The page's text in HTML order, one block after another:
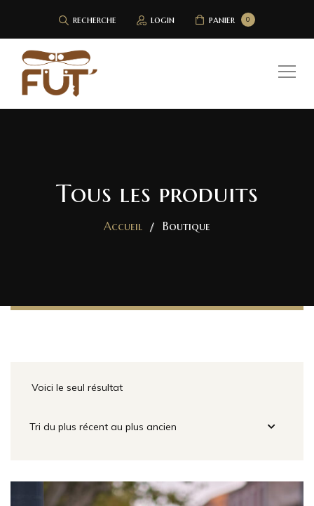
recherche login 0
panier
Tous les produits
Accueil Boutique
Voici le seul résultat